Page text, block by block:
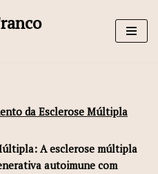
da Esclerose Múltipla
A esclerose múltipla
autoimune com